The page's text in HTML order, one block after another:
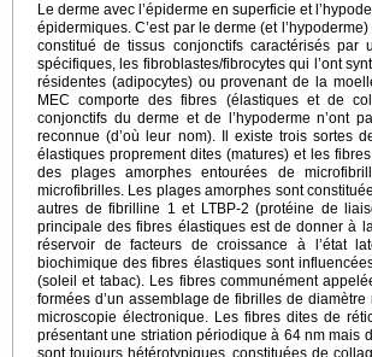
Le derme avec l’épiderme en superficie et
épidermiques. C’est par le derme (et
constitué de tissus conjonctifs caractérisés
spécifiques, les fibroblastes/fibrocytes qui l’ont
résidentes (adipocytes) ou provenant de la
MEC comporte des fibres (élastiques et de
conjonctifs du derme et de l’hypoderme n’ont
reconnue (d’où leur nom). Il existe trois sortes
élastiques proprement dites (matures) et les
des plages amorphes entourées de
microfibrilles. Les plages amorphes sont
autres de fibrilline 1 et LTBP-2 (protéine de
principale des fibres élastiques est de donner à
réservoir de facteurs de croissance à l’état
biochimique des fibres élastiques sont
(soleil et tabac). Les fibres communément
formées d’un assemblage de fibrilles de
microscopie électronique. Les fibres dites de
présentant une striation périodique à 64 nm mais
sont toujours hétérotypiques, constituées de